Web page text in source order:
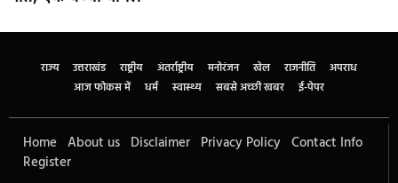
राज्य उत्तराखंड राष्ट्रीय अंतर्राष्ट्रीय मनोरंजन खेल राजनीति
अपराध
आज फोकस में
धर्म स्वास्थ्य सबसे अच्छी खबर ई-पेपर
Home About us Disclaimer Privacy Policy Contact Info
Register